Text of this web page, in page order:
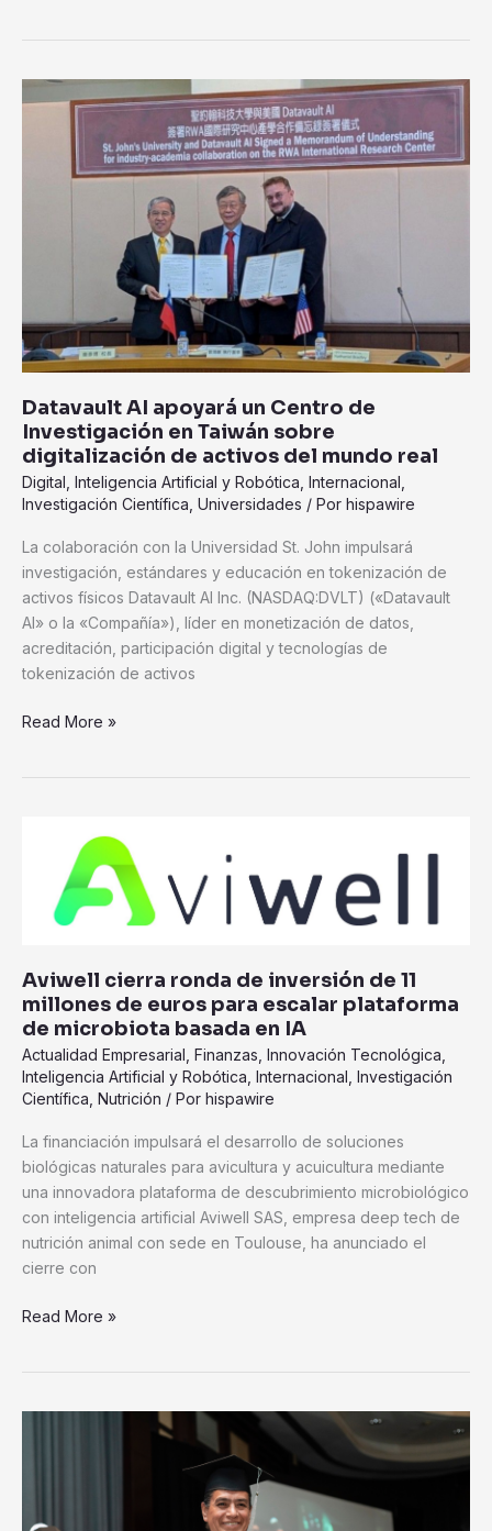
Datavault AI apoyará un Centro de
Investigación en Taiwán sobre
digitalización de activos del mundo real
Digital Inteligencia Artificial y Robótica Internacional
Investigación Científica Universidades / Por hispawire
La colaboración con la Universidad St. John impulsará
investigación, estándares y educación en tokenización de
activos físicos Datavault AI Inc. (NASDAQ:DVLT) («Datavault
AI» o la «Compañía»), líder en monetización de datos,
acreditación, participación digital y tecnologías de
tokenización de activos
sobre
digitalización
de
del
mundo
real
Read More »
Aviwell cierra ronda de inversión de 11
millones de euros para escalar plataforma
de microbiota basada en IA
Actualidad Empresarial Finanzas Innovación Tecnológica
Inteligencia Artificial y Robótica Internacional Investigación
Científica Nutrición / Por hispawire
La financiación impulsará el desarrollo de soluciones
biológicas naturales para avicultura y acuicultura mediante
una innovadora plataforma de descubrimiento microbiológico
con inteligencia artificial Aviwell SAS, empresa deep tech de
nutrición animal con sede en Toulouse, ha anunciado el
cierre con
inversión
11
millones
de
euros
para
escalar
plataforma
de
microbiota
basada
IA
Read More »